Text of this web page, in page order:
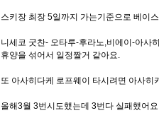
스키장 최장 5일까지 가는기준으로 베이스
니세코 굿찬- 오타루-후라노,비에이-아사
휴양을 섞어서 일정짤거 같아요.
또 아사히다케 로프웨이 타시려면 아사
올해3월 3번시도했는데 3번다 실패했어